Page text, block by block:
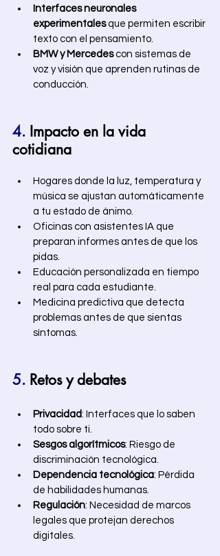
Interfaces neuronales
experimentales que permiten escribir
texto con el pensamiento.
BMW y Mercedes con sistemas de
voz y visión que aprenden rutinas de
conducción.
4. Impacto en la vida
cotidiana
Hogares donde la luz, temperatura y
música se ajustan automáticamente
a tu estado de ánimo.
Oficinas con asistentes IA que
preparan informes antes de que los
pidas.
Educación personalizada en tiempo
real para cada estudiante.
Medicina predictiva que detecta
problemas antes de que sientas
síntomas.
5. Retos y debates
Privacidad: Interfaces que lo saben
todo sobre ti.
Sesgos algorítmicos: Riesgo de
discriminación tecnológica.
Dependencia tecnológica: Pérdida
de habilidades humanas.
Regulación: Necesidad de marcos
legales que protejan derechos
digitales.